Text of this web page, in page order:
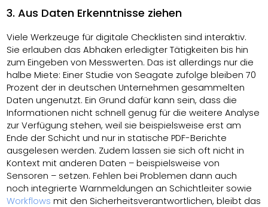
3. Aus Daten Erkenntnisse ziehen
Viele Werkzeuge für digitale Checklisten sind interaktiv.
Sie erlauben das Abhaken erledigter Tätigkeiten bis hin
zum Eingeben von Messwerten. Das ist allerdings nur die
halbe Miete: Einer Studie von Seagate zufolge bleiben 70
Prozent der in deutschen Unternehmen gesammelten
Daten ungenutzt. Ein Grund dafür kann sein, dass die
Informationen nicht schnell genug für die weitere Analyse
zur Verfügung stehen, weil sie beispielsweise erst am
Ende der Schicht und nur in statische PDF-Berichte
ausgelesen werden. Zudem lassen sie sich oft nicht in
Kontext mit anderen Daten – beispielsweise von
Sensoren – setzen. Fehlen bei Problemen dann auch
noch integrierte Warnmeldungen an Schichtleiter sowie
Workflowsmit den Sicherheitsverantwortlichen, bleibt das